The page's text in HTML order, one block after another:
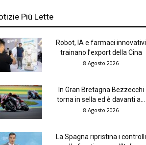
Più Lette
Robot, IA e farmaci innovativi
trainano l’export della Cina
8 Agosto 2026
In Gran Bretagna Bezzecchi
torna in sella ed è davanti a...
8 Agosto 2026
La Spagna ripristina i controlli